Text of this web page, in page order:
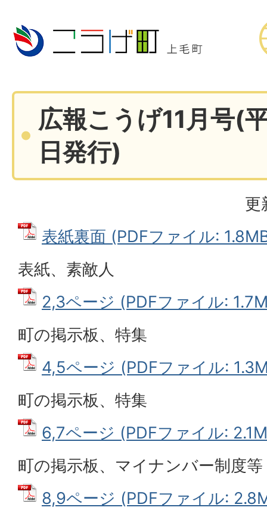
広報こうげ11月号(
日発行)
更
表紙裏面 (PDFファイル:
表紙、素敵人
2,3ページ (PDFファイル:
町の掲示板、特集
4,5ページ (PDFファイル:
町の掲示板、特集
6,7ページ (PDFファイル:
町の掲示板、マイナンバー制度等
8,9ページ (PDFファイル: